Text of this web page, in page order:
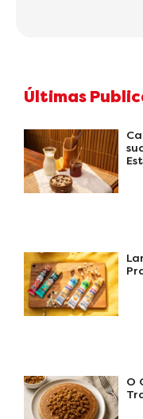
Últimas
O